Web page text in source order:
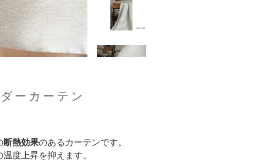
ーカーテン
断熱効果のあるカーテンです。
度上昇を抑えます。